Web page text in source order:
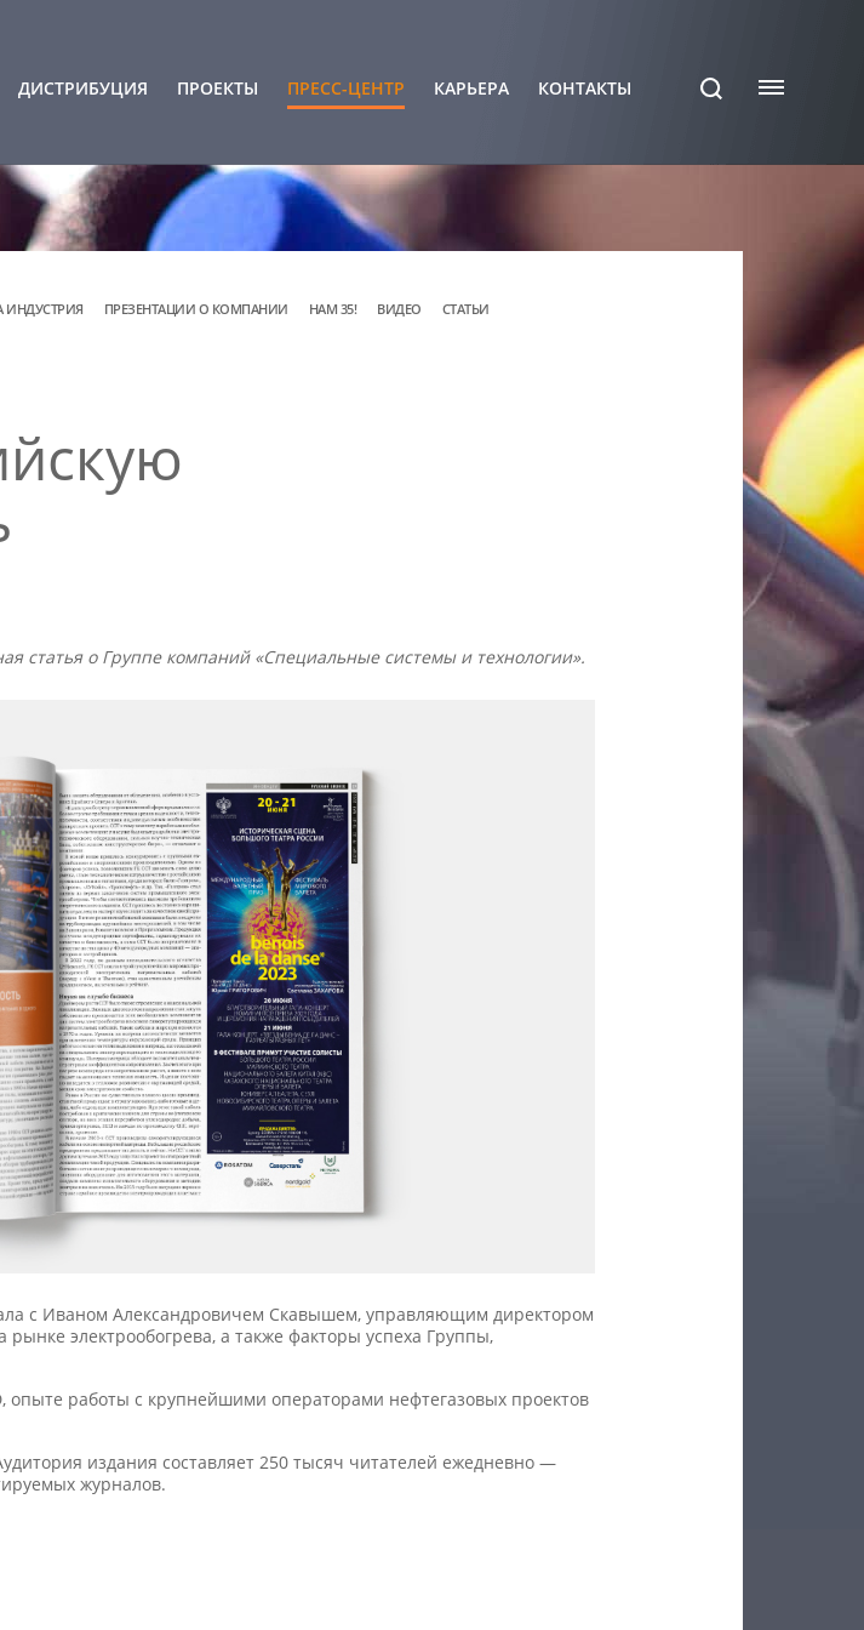
ДИСТРИБУЦИЯ ПРОЕКТЫ ПРЕСС-ЦЕНТР КАРЬЕРА КОНТАКТЫ
ИНДУСТРИЯ ПРЕЗЕНТАЦИИ О КОМПАНИИ НАМ 35! ВИДЕО СТАТЬИ
статья о Группе компаний «Специальные системы и технологии».
с Иваном Александровичем Скавышем, управляющим директором
электрообогрева, а также факторы успеха Группы,
опыте работы с крупнейшими операторами нефтегазовых проектов
издания составляет 250 тысяч читателей ежедневно —
журналов.